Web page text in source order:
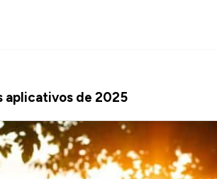
aplicativos de 2025